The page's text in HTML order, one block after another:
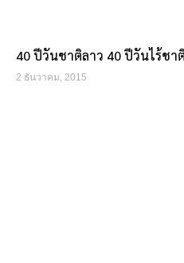
40 ปีวันชาติลาว 40 ปีวันไร้ชา
2 ธันวาคม, 2015